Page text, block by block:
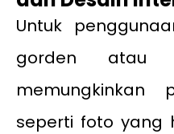
Untuk
gorden atau
memungkinkan
seperti foto yang